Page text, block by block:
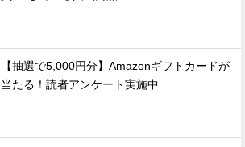
【抽選で5,000円分】Amazonギフトカードが
当たる！読者アンケート実施中